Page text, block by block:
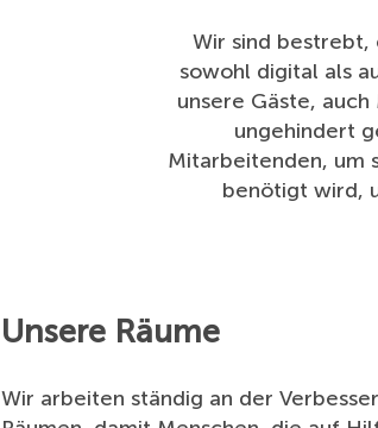
Wir sind
sowohl digital als
unsere Gäste,
ungehindert
Mitarbeitenden, um
benötigt wird,
Unsere Räume
Wir arbeiten ständig an der